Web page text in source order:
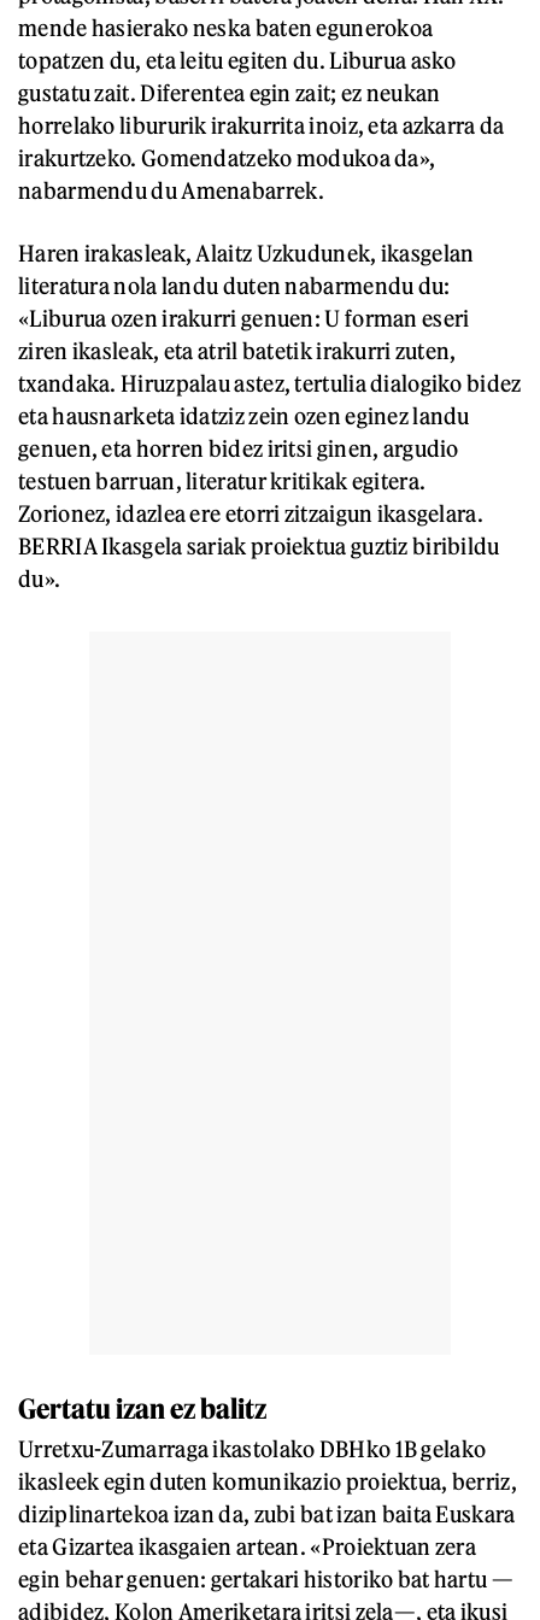
mende hasierako neska baten egunerokoa
topatzen du, eta leitu egiten du. Liburua asko
gustatu zait. Diferentea egin zait; ez neukan
horrelako libururik irakurrita inoiz, eta azkarra da
irakurtzeko. Gomendatzeko modukoa da»,
nabarmendu du Amenabarrek.
Haren irakasleak, Alaitz Uzkudunek, ikasgelan
literatura nola landu duten nabarmendu du:
«Liburua ozen irakurri genuen: U forman eseri
ziren ikasleak, eta atril batetik irakurri zuten,
txandaka. Hiruzpalau astez, tertulia dialogiko bidez
eta hausnarketa idatziz zein ozen eginez landu
genuen, eta horren bidez iritsi ginen, argudio
testuen barruan, literatur kritikak egitera.
Zorionez, idazlea ere etorri zitzaigun ikasgelara.
BERRIA Ikasgela sariak proiektua guztiz biribildu
du».
Gertatu izan ez balitz
Urretxu-Zumarraga ikastolako DBHko 1B gelako
ikasleek egin duten komunikazio proiektua, berriz,
diziplinartekoa izan da, zubi bat izan baita Euskara
eta Gizartea ikasgaien artean. «Proiektuan zera
egin behar genuen: gertakari historiko bat hartu —
adibidez, Kolon Ameriketara iritsi zela—, eta ikusi